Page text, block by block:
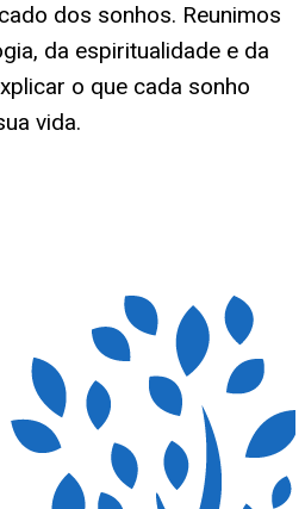
dos sonhos. Reunimos
da espiritualidade e da
o que cada sonho
vida.